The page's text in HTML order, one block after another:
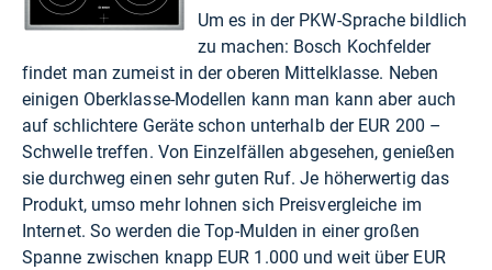
Um es in der PKW-Sprache bildlich
zu machen: Bosch Kochfelder
findet man zumeist in der oberen Mittelklasse. Neben
einigen Oberklasse-Modellen kann man kann aber auch
auf schlichtere Geräte schon unterhalb der EUR 200 –
Schwelle treffen. Von Einzelfällen abgesehen, genießen
sie durchweg einen sehr guten Ruf. Je höherwertig das
Produkt, umso mehr lohnen sich Preisvergleiche im
Internet. So werden die Top-Mulden in einer großen
Spanne zwischen knapp EUR 1.000 und weit über EUR